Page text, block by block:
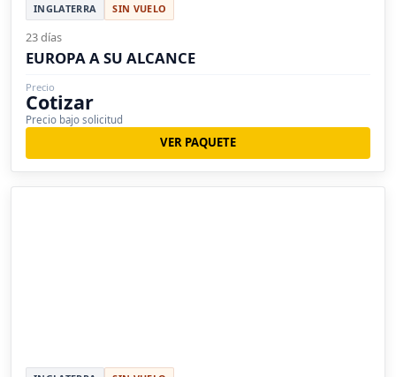
INGLATERRA SIN VUELO
23 días
EUROPA A SU ALCANCE
Precio
Cotizar
Precio bajo solicitud
VER PAQUETE